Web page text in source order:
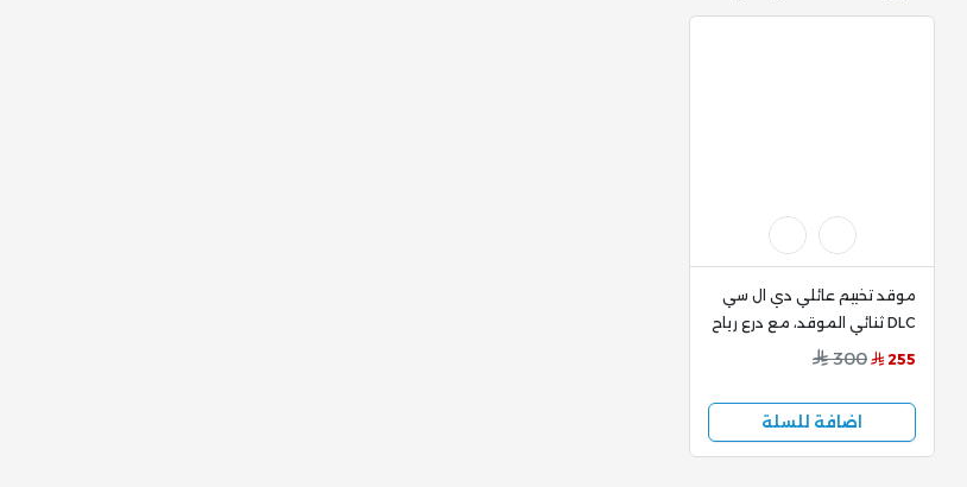
موقد تخييم عائلي دي ال سي
DLC ثنائي الموقد، مع درع رياح
، CM-38544
255
300
اضافة للسلة